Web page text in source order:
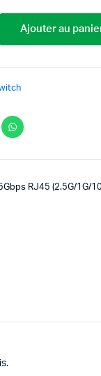
Ajouter au
RJ45 (2.5G/1G/